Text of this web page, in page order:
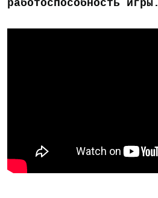
работоспособность игры.